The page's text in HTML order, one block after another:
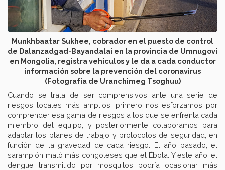
Munkhbaatar Sukhee, cobrador en el puesto de control
de Dalanzadgad-Bayandalai en la provincia de Umnugovi
en Mongolia, registra vehículos y le da a cada conductor
información sobre la prevención del coronavirus
(Fotografía de Uranchimeg Tsoghuu)
Cuando se trata de ser comprensivos ante una serie de
riesgos locales más amplios, primero nos esforzamos por
comprender esa gama de riesgos a los que se enfrenta cada
miembro del equipo, y posteriormente colaboramos para
adaptar los planes de trabajo y protocolos de seguridad, en
función de la gravedad de cada riesgo. El año pasado, el
sarampión mató más congoleses que el Ébola. Y este año, el
dengue transmitido por mosquitos podría ocasionar más